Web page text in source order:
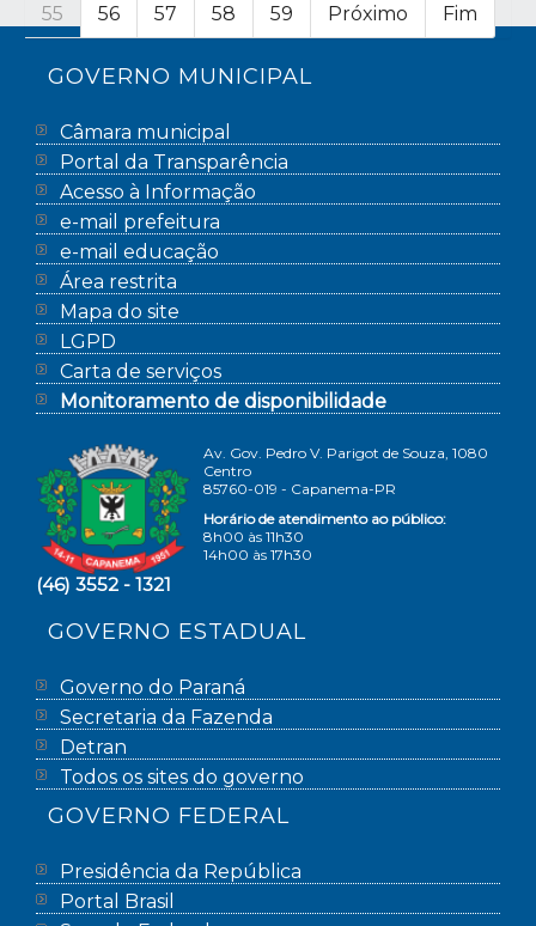
55 56 57 58 59 Próximo Fim
GOVERNO MUNICIPAL
Câmara municipal
Portal da Transparência
Acesso à Informação
e-mail prefeitura
e-mail educação
Área restrita
Mapa do site
LGPD
Carta de serviços
Monitoramento de disponibilidade
Av. Gov. Pedro V. Parigot de Souza, 1080
Centro
85760-019 - Capanema-PR
Horário de atendimento ao público:
8h00 às 11h30
14h00 às 17h30
(46) 3552 - 1321
GOVERNO ESTADUAL
Governo do Paraná
Secretaria da Fazenda
Detran
Todos os sites do governo
GOVERNO FEDERAL
Presidência da República
Portal Brasil